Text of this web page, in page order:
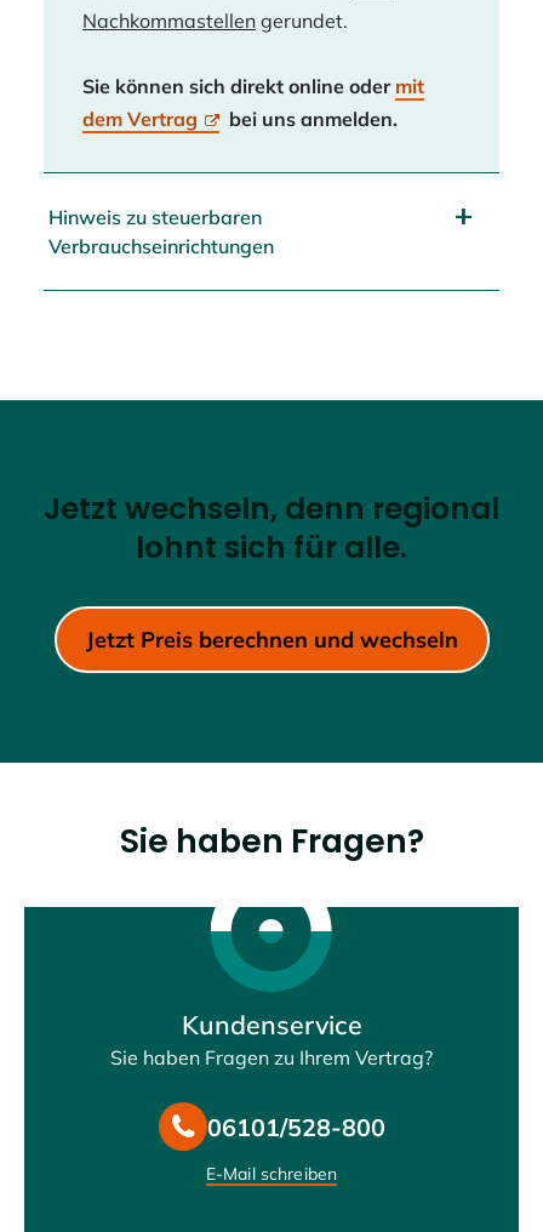
Nachkommastellen gerundet.
Sie können sich direkt online oder mit
dem Vertrag
bei uns anmelden.
Hinweis zu steuerbaren
Verbrauchseinrichtungen
Jetzt wechseln, denn regional
lohnt sich für alle.
Jetzt Preis berechnen und wechseln
Sie haben Fragen?
Kundenservice
Sie haben Fragen zu Ihrem Vertrag?
06101/528-800
E-Mail schreiben